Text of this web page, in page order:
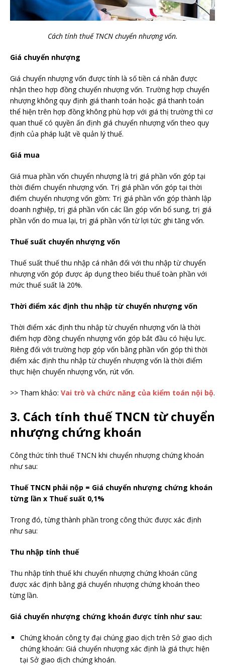
Cách tính thuế TNCN chuyển nhượng vốn.
Giá chuyển nhượng
Giá chuyển nhượng vốn được tính là số tiền cá nhân được
nhận theo hợp đồng chuyển nhượng vốn. Trường hợp chuyển
nhượng không quy định giá thanh toán hoặc giá thanh toán
thể hiện trên hợp đồng không phù hợp với giá thị trường thì cơ
quan thuế có quyền ấn định giá chuyển nhượng vốn theo quy
định của pháp luật về quản lý thuế.
Giá mua
Giá mua phần vốn chuyển nhượng là trị giá phần vốn góp tại
thời điểm chuyển nhượng vốn. Trị giá phần vốn góp tại thời
điểm chuyển nhượng vốn gồm: Trị giá phần vốn góp thành lập
doanh nghiệp, trị giá phần vốn các lần góp vốn bổ sung, trị giá
phần vốn do mua lại, trị giá phần vốn từ lợi tức ghi tăng vốn.
Thuế suất chuyển nhượng vốn
Thuế suất thuế thu nhập cá nhân đối với thu nhập từ chuyển
nhượng vốn góp được áp dụng theo biểu thuế toàn phần với
mức thuế suất là 20%.
Thời điểm xác định thu nhập từ chuyển nhượng vốn
Thời điểm xác định thu nhập từ chuyển nhượng vốn là thời
điểm hợp đồng chuyển nhượng vốn góp bắt đầu có hiệu lực.
Riêng đối với trường hợp góp vốn bằng phần vốn góp thì thời
điểm xác định thu nhập từ chuyển nhượng vốn là thời điểm
thực hiện chuyển nhượng vốn, rút vốn.
>> Tham khảo: Vai trò và chức năng của kiểm toán nội bộ.
3. Cách tính thuế TNCN từ chuyển
nhượng chứng khoán
Công thức tính thuế TNCN khi chuyển nhượng chứng khoán
như sau:
Thuế TNCN phải nộp = Giá chuyển nhượng chứng khoán
từng lần x Thuế suất 0,1%
Trong đó, từng thành phần trong công thức được xác định
như sau:
Thu nhập tính thuế
Thu nhập tính thuế khi chuyển nhượng chứng khoán cũng
được xác định bằng giá chuyển nhượng chứng khoán theo
từng lần.
Giá chuyển nhượng chứng khoán được tính như sau:
Chứng khoán công ty đại chúng giao dịch trên Sở giao dịch
chứng khoán: Giá chuyển nhượng xác định là giá thực hiện
tại Sở giao dịch chứng khoán.